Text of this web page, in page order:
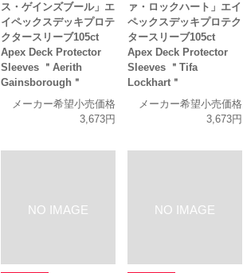
ス・ゲインズブール」エ
イペックスデッキプロテ
クタースリーブ105ct
Apex Deck Protector
Sleeves ＂Aerith
Gainsborough＂
メーカー希望小売価格
3,673円
ァ・ロックハート」エイ
ペックスデッキプロテク
タースリーブ105ct
Apex Deck Protector
Sleeves ＂Tifa
Lockhart＂
メーカー希望小売価格
3,673円